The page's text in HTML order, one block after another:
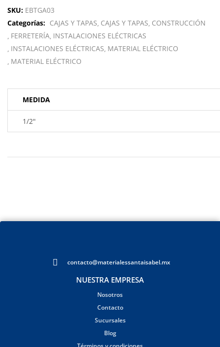
SKU: EBTGA03
Categorías: CAJAS Y TAPAS CAJAS Y TAPAS CONSTRUCCIÓN
FERRETERÍA INSTALACIONES ELÉCTRICAS
INSTALACIONES ELÉCTRICAS MATERIAL ELÉCTRICO
MATERIAL ELÉCTRICO
MEDIDA
1/2"
contacto@materialessantaisabel.mx
NUESTRA EMPRESA
Nosotros
Contacto
Sucursales
Blog